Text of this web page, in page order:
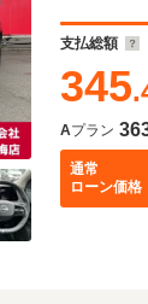
支払総額
345
Aプラン
通常
ローン価格